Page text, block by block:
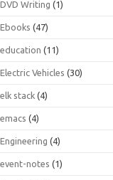
DVD Writing (1)
Ebooks (47)
education (11)
Electric Vehicles (30)
elk stack (4)
emacs (4)
Engineering (4)
event-notes (1)